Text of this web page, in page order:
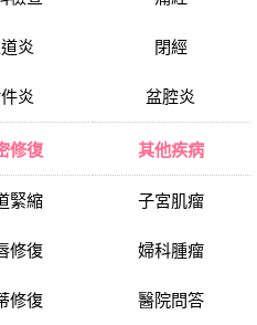
炎
炎
閉經
盆腔炎
修復
緊縮
修復
修復
其他疾病
子宮肌瘤
婦科腫瘤
醫院問答